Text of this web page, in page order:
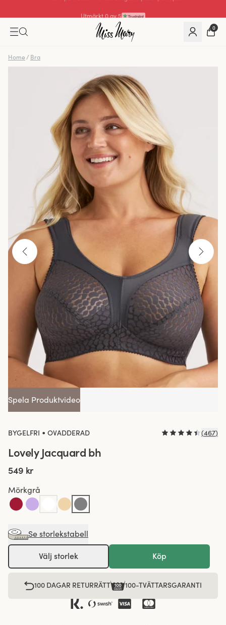
0
Home / Bra
Spela Produktvideo
BYGELFRI • OVADDERAD (467)
Lovely Jacquard bh
549 kr
Mörkgrå
Se storlekstabell
Välj storlek Köp
100 DAGAR RETURRÄTT 100-TVÄTTARSGARANTI